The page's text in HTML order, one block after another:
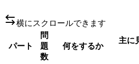
横にスクロールできます
パート
問
題
数
何をするか
主に